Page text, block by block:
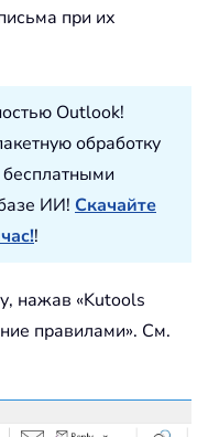
при их
Outlook!
обработку
ИИ! Скачайте
!
нажав «Kutools
правилами». См.